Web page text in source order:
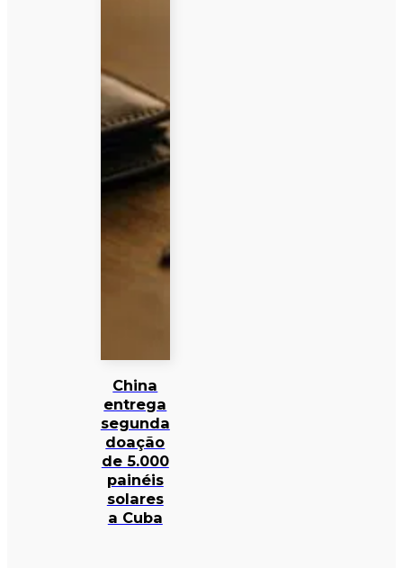
China
entrega
segunda
doação
de 5.000
painéis
solares
a Cuba